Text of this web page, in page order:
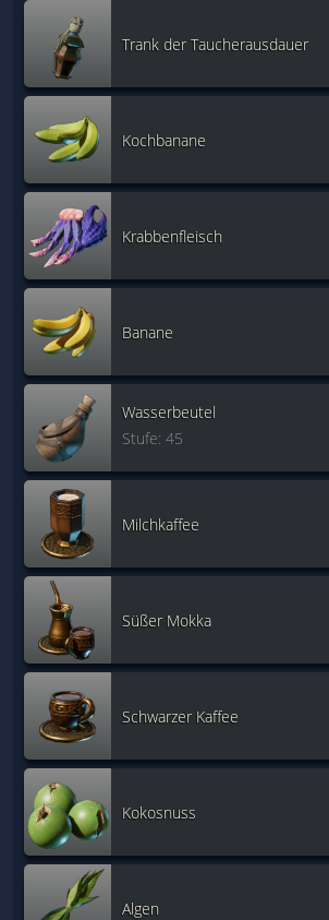
Trank der Taucherausdauer
Kochbanane
Krabbenfleisch
Banane
Wasserbeutel
Stufe: 45
Milchkaffee
Süßer Mokka
Schwarzer Kaffee
Kokosnuss
Algen